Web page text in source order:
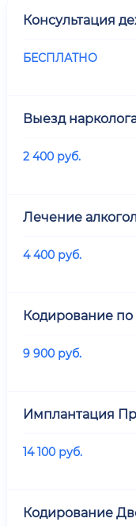
Консультация
БЕСПЛАТНО
Выезд
2 400 руб.
Лечение
4 400 руб.
Кодирование
9 900 руб.
Имплантация
14 100 руб.
Кодирование